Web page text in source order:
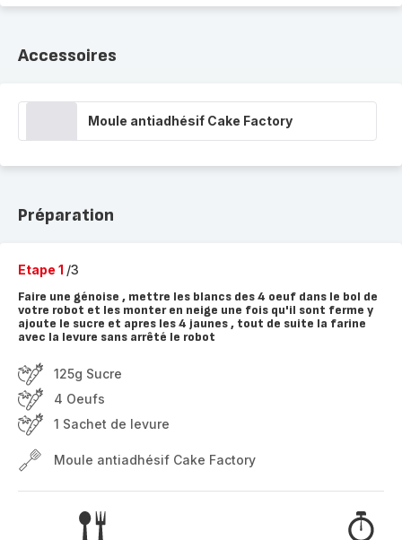
Accessoires
Moule antiadhésif Cake Factory
Préparation
Etape 1 /3
Faire une génoise , mettre les blancs des 4 oeuf dans le bol de
votre robot et les monter en neige une fois qu'il sont ferme y
ajoute le sucre et apres les 4 jaunes , tout de suite la farine
avec la levure sans arrêté le robot
125g Sucre
4 Oeufs
1 Sachet de levure
Moule antiadhésif Cake Factory